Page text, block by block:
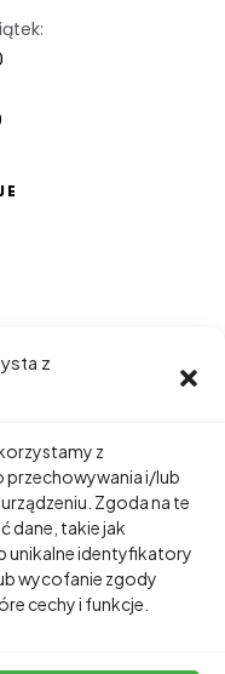
z
z
przechowywania i/lub
Zgoda na te
dane, takie jak
unikalne identyfikatory
wycofanie zgody
cechy i funkcje.